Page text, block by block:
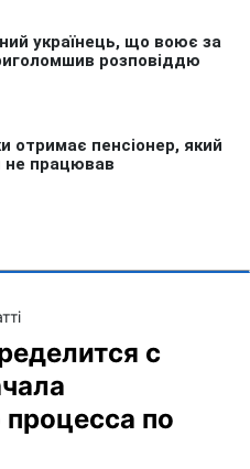
с
процесса по